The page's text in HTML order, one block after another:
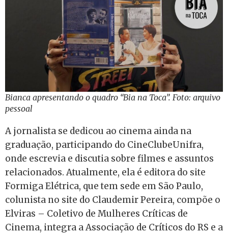
Bianca apresentando o quadro “Bia na Toca”. Foto: arquivo
pessoal
A jornalista se dedicou ao cinema ainda na
graduação, participando do CineClubeUnifra,
onde escrevia e discutia sobre filmes e assuntos
relacionados. Atualmente, ela é editora do site
Formiga Elétrica, que tem sede em São Paulo,
colunista no site do Claudemir Pereira, compõe o
Elviras – Coletivo de Mulheres Críticas de
Cinema, integra a Associação de Críticos do RS e a